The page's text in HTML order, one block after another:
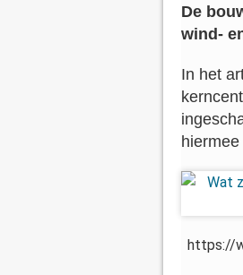
De
wind-
In het
https://